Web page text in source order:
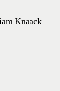
Knaack